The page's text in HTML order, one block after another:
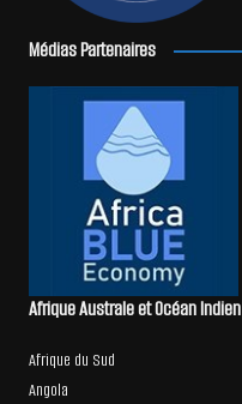
Médias Partenaires
Afrique Australe et Océan Indien
Afrique du Sud
Angola